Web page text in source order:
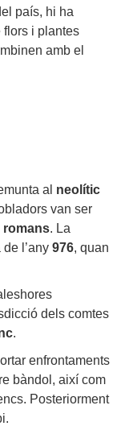
país, hi ha
flors i plantes
amb el
al neolític
van ser
romans. La
l’any 976, quan
dels comtes
.
enfrontaments
bàndol, així com
Posteriorment